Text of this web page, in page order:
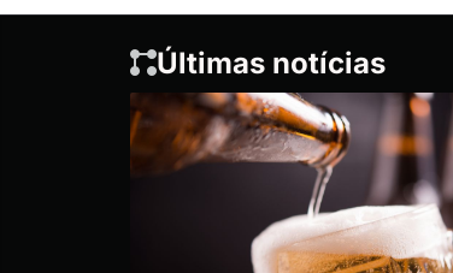
Últimas notícias